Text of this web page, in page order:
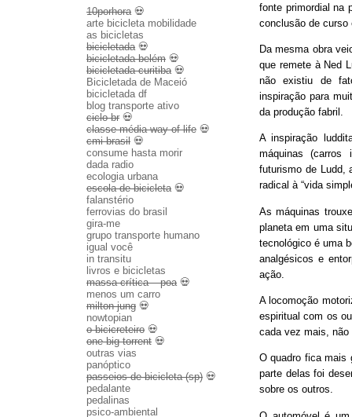
fonte primordial na
conclusão de curso
Da mesma obra
que remete à Ned
não existiu de
inspiração para
da produção fabril.
A inspiração
máquinas (carros
futurismo de Ludd,
radical à “vida
As máquinas
planeta em uma
tecnológico é uma
analgésicos e
ação.
A locomoção
espiritual com os
cada vez mais,
O quadro fica mais
parte delas foi
sobre os outros.
10porhora💀
arte bicicleta mobilidade
as bicicletas
bicicletada💀
bicicletada belém 💀
bicicletada curitiba💀
Bicicletada de Maceió
bicicletada df
blog transporte ativo
ciclo br 💀
classe média way of life 💀
cmi brasil 💀
consume hasta morir
dada radio
ecologia urbana
escola de bicicleta💀
falanstério
ferrovias do brasil
gira-me
grupo transporte humano
igual você
in transitu
livros e bicicletas
massa crítica – poa💀
menos um carro
milton jung 💀
nowtopian
o bicicreteiro 💀
one big torrent 💀
outras vias
panóptico
passeios de bicicleta (sp) 💀
pedalante
pedalinas
psico-ambiental